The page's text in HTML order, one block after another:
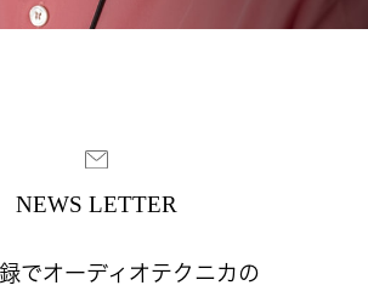
NEWS LETTER
でオーディオテクニカの